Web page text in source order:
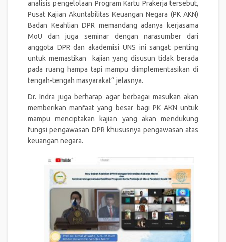
analisis pengelolaan Program Kartu Prakerja tersebut,
Pusat Kajian Akuntabilitas Keuangan Negara (PK AKN)
Badan Keahlian DPR memandang adanya kerjasama
MoU dan juga seminar dengan narasumber dari
anggota DPR dan akademisi UNS ini sangat penting
untuk memastikan kajian yang disusun tidak berada
pada ruang hampa tapi mampu diimplementasikan di
tengah-tengah masyarakat” jelasnya.
Dr. Indra juga berharap agar berbagai masukan akan
memberikan manfaat yang besar bagi PK AKN untuk
mampu menciptakan kajian yang akan mendukung
fungsi pengawasan DPR khususnya pengawasan atas
keuangan negara.